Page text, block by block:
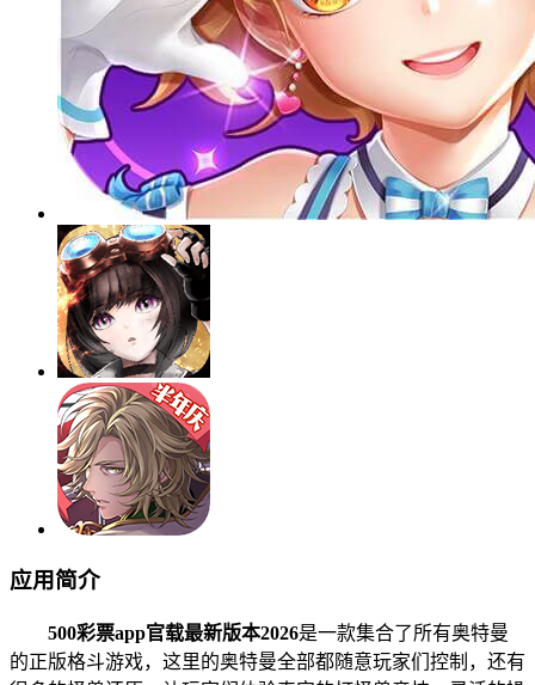
应用简介
500彩票app官载最新版本2026是一款集合了所有奥特曼
的正版格斗游戏，这里的奥特曼全部都随意玩家们控制，还有